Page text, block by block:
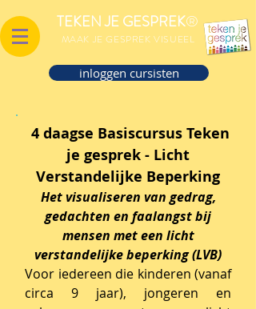
TEKEN JE GESPREK®
MAAK JE GESPREK VISUEEL
inloggen cursisten
4 daagse Basiscursus Teken
je gesprek - Licht
Verstandelijke Beperking
Het visualiseren van gedrag,
gedachten en faalangst bij
mensen met een licht
verstandelijke beperking (LVB)
Voor iedereen die kinderen (vanaf
circa 9 jaar), jongeren en